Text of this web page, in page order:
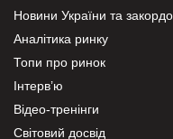
Новини України та
Аналітика ринку
Топи про ринок
Інтерв’ю
Відео-тренінги
Світовий досвід